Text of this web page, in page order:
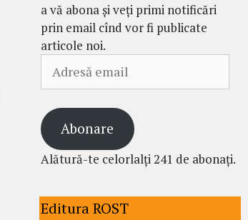
a vă abona și veți primi notificări
prin email cînd vor fi publicate
articole noi.
email
Abonare
Alătură-te celorlalți 241 de abonați.
Editura ROST